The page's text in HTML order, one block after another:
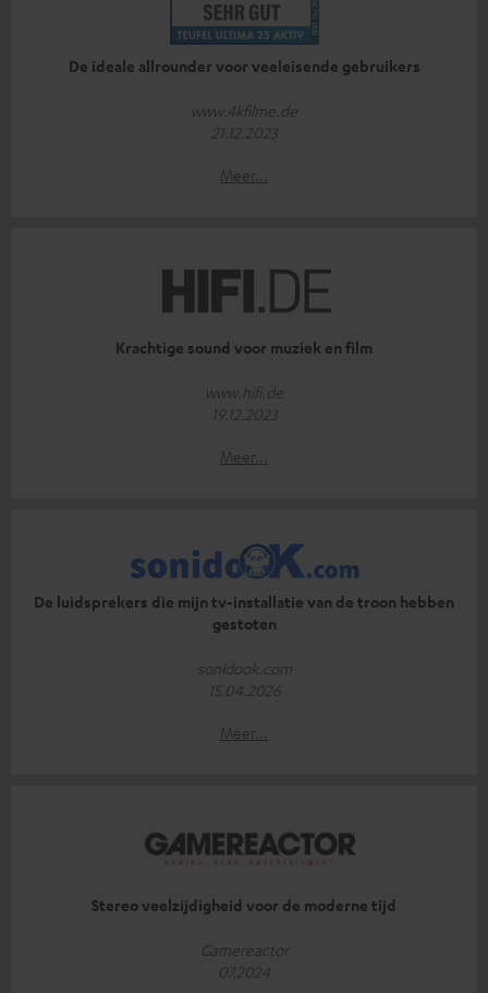
De ideale allrounder voor veeleisende gebruikers
www.4kfilme.de
21.12.2023
Meer...
Krachtige sound voor muziek en film
www.hifi.de
19.12.2023
Meer...
De luidsprekers die mijn tv-installatie van de troon hebben
gestoten
sonidook.com
15.04.2026
Meer...
Stereo veelzijdigheid voor de moderne tijd
Gamereactor
07.2024